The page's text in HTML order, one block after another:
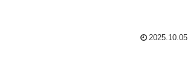
2025.10.05